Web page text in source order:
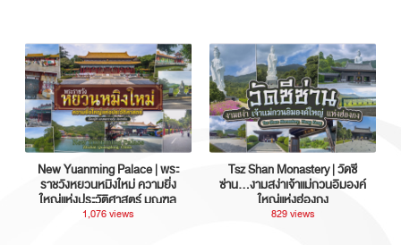
New Yuanming Palace | พระ
ราชวังหยวนหมิงใหม่ ความยิ่ง
ใหญ่แห่งประวัติศาสตร์ มณฑล
กวางตุ้ง ประเทศจีน
1,076 views
Tsz Shan Monastery | วัดซี
ซ่าน…งามสง่าเจ้าแม่กวนอิมองค์
ใหญ่แห่งฮ่องกง
829 views